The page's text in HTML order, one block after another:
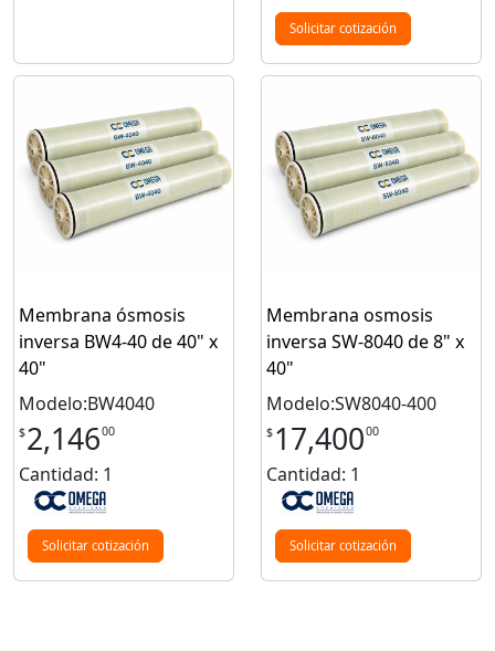
Solicitar cotización
Membrana ósmosis
inversa BW4-40 de 40" x
40"
Modelo:BW4040
$2,14600
Cantidad: 1
Solicitar cotización
Membrana osmosis
inversa SW-8040 de 8" x
40"
Modelo:SW8040-400
$ 17,40000
Cantidad: 1
Solicitar cotización